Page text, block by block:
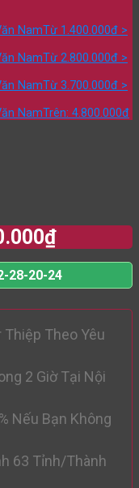
Từ 1.400.000đ >
Từ 2.800.000đ >
Từ 3.700.000đ >
Trên: 4.800.000đ
₫
28-20-24
Thiệp Theo Yêu
2 Giờ Tại Nội
Nếu Bạn Không
63 Tỉnh/Thành